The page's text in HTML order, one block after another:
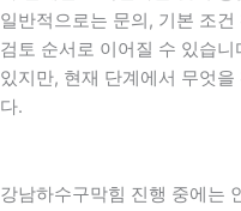
일반적으로는 문의, 기본 조
검토 순서로 이어질 수 있습
있지만, 현재 단계에서 무엇
다.
강남하수구막힘 진행 중에는